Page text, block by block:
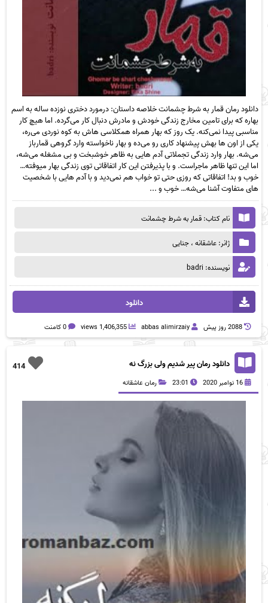
دانلود رمان قمار به شرط چشمانت خلاصه داستان: درمورد دختری نوزده ساله به اسم
بهاره که برای تامین مخارج زندگی خودش و مادرش دنبال کار می‌گرده. اما هیچ کار
مناسبی پیدا نمی‌کنه. یک روز که بهار همراه همکلاسی هاش به کوه نوردی می‌ره،
یکی از اون ها بهش پیشنهاد کاری رو می‌ده و بهار ناخواسته وارد گروهی قمارباز
می‌شه. بهار وارد زندگی تجملاتی آدم هایی به ظاهر خوشبخت و بی مشغله می‌شه،
اما این تنها ظاهر ماجراست. و با پذیرفتن این کار اتفاقاتی توی زندگی بهار میوفته…
خوب و بد! اتفاقاتی که روزی حتی تو خواب هم نمی‌دید و با آدم هایی با شخصیت
های متفاوت آشنا می‌شه… خوب و ...
نام کتاب: قمار به شرط چشمانت
ژانر: عاشقانه ، جنایی
نویسنده: badri
دانلود
2088 روز پيش abbas alimirzaiy
1,406,355 views 0 کامنت
414 دانلود رمان پیر شدیم ولی بزرگ نه
16 نوامبر 2020 23:01 رمان عاشقانه